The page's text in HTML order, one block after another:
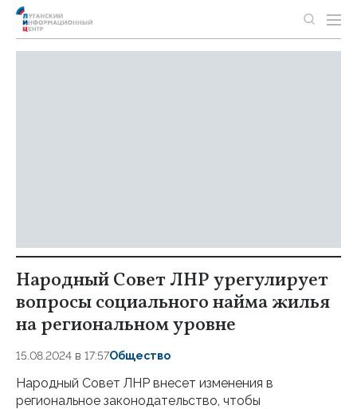
Народный Совет ЛНР урегулирует
вопросы социального найма жилья
на региональном уровне
15.08.2024 в 17:57Общество
Народный Совет ЛНР внесет изменения в
региональное законодательство, чтобы